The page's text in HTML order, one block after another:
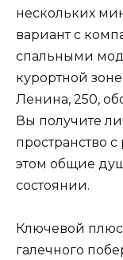
нескольких
вариант с
спальными
курортной
Ленина, 250,
Вы получите
пространство
этом общие
состоянии.
Ключевой
галечного